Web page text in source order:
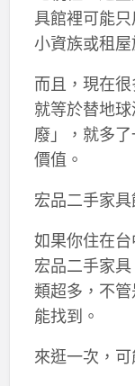
具館裡可能
小資族或租
而且，現在
就等於替地
廢」，就多
價值。
宏品二手家
如果你住在
宏品二手家
類超多，不
能找到。
來逛一次，可